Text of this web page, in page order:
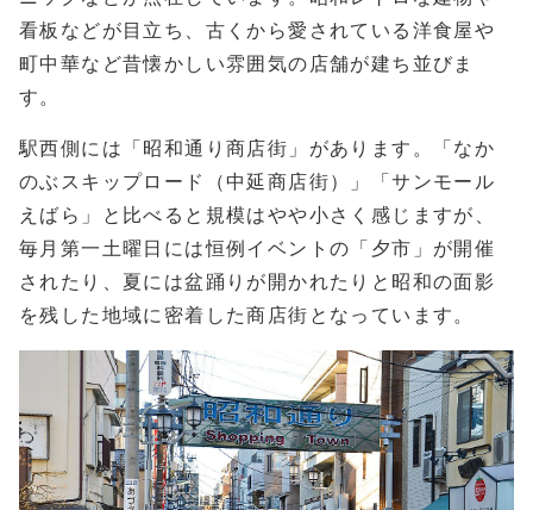
看板などが目立ち、古くから愛されている洋食屋や
町中華など昔懐かしい雰囲気の店舗が建ち並びま
す。
駅西側には「昭和通り商店街」があります。「なか
のぶスキップロード（中延商店街）」「サンモール
えばら」と比べると規模はやや小さく感じますが、
毎月第一土曜日には恒例イベントの「夕市」が開催
されたり、夏には盆踊りが開かれたりと昭和の面影
を残した地域に密着した商店街となっています。